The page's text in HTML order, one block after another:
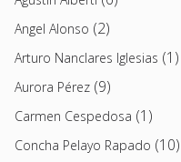
Angel Alonso (2)
Arturo Nanclares Iglesias (1)
Aurora Pérez (9)
Carmen Cespedosa (1)
Concha Pelayo Rapado (10)